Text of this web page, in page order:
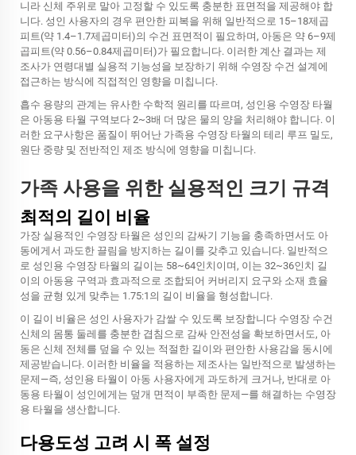
니라 신체 주위로 말아 고정할 수 있도록 충분한 표면적을 제공해야 합
니다. 성인 사용자의 경우 편안한 피복을 위해 일반적으로 15–18제곱
피트(약 1.4–1.7제곱미터)의 수건 표면적이 필요하며, 아동은 약 6–9제
곱피트(약 0.56–0.84제곱미터)가 필요합니다. 이러한 계산 결과는 제
조사가 연령대별 실용적 기능성을 보장하기 위해 수영장 수건 설계에
접근하는 방식에 직접적인 영향을 미칩니다.
흡수 용량의 관계는 유사한 수학적 원리를 따르며, 성인용 수영장 타월
은 아동용 타월 구역보다 2~3배 더 많은 물의 양을 처리해야 합니다. 이
러한 요구사항은 품질이 뛰어난 가족용 수영장 타월의 테리 루프 밀도,
원단 중량 및 전반적인 제조 방식에 영향을 미칩니다.
가족 사용을 위한 실용적인 크기 규격
최적의 길이 비율
가장 실용적인 수영장 타월은 성인의 감싸기 기능을 충족하면서도 아
동에게서 과도한 끌림을 방지하는 길이를 갖추고 있습니다. 일반적으
로 성인용 수영장 타월의 길이는 58~64인치이며, 이는 32~36인치 길
이의 아동용 구역과 효과적으로 조합되어 커버리지 요구와 소재 효율
성을 균형 있게 맞추는 1.75:1의 길이 비율을 형성합니다.
이 길이 비율은 성인 사용자가 감쌀 수 있도록 보장합니다 수영장 수건
신체의 몸통 둘레를 충분한 겹침으로 감싸 안전성을 확보하면서도, 아
동은 신체 전체를 덮을 수 있는 적절한 길이와 편안한 사용감을 동시에
제공받습니다. 이러한 비율을 적용하는 제조사는 일반적으로 발생하는
문제—즉, 성인용 타월이 아동 사용자에게 과도하게 크거나, 반대로 아
동용 타월이 성인에게는 덮개 면적이 부족한 문제—를 해결하는 수영장
용 타월을 생산합니다.
다용도성 고려 시 폭 설정